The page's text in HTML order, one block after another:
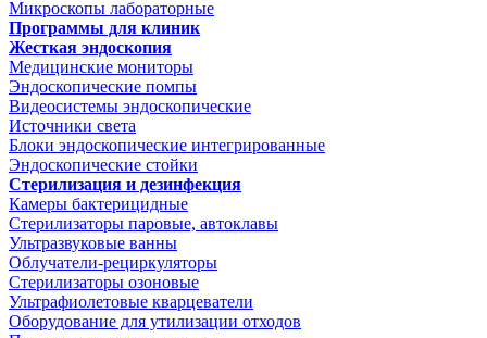
Микроскопы лабораторные
Программы для клиник
Жесткая эндоскопия
Медицинские мониторы
Эндоскопические помпы
Видеосистемы эндоскопические
Источники света
Блоки эндоскопические интегрированные
Эндоскопические стойки
Стерилизация и дезинфекция
Камеры бактерицидные
Стерилизаторы паровые, автоклавы
Ультразвуковые ванны
Облучатели-рециркуляторы
Стерилизаторы озоновые
Ультрафиолетовые кварцеватели
Оборудование для утилизации отходов